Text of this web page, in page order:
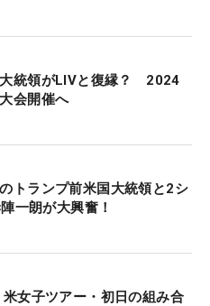
大統領がLIVと復縁？ 2024
会開催へ
トランプ前米国大統領と2シ
一朗が大興奮！
女子ツアー・初日の組み合